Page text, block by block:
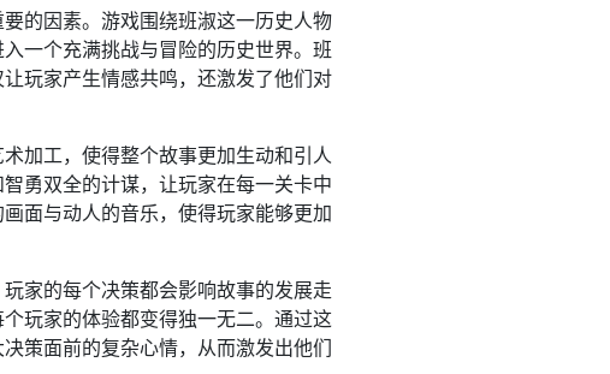
的因素。游戏围绕班淑这一历史人物
一个充满挑战与冒险的历史世界。班
玩家产生情感共鸣，还激发了他们对
加工，使得整个故事更加生动和引人
勇双全的计谋，让玩家在每一关卡中
面与动人的音乐，使得玩家能够更加
家的每个决策都会影响故事的发展走
玩家的体验都变得独一无二。通过这
策面前的复杂心情，从而激发出他们